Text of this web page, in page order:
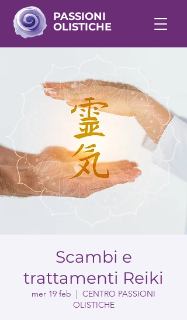
PASSIONI
OLISTICHE
Scambi e
trattamenti Reiki
mer 19 feb
  |
CENTRO PASSIONI
OLISTICHE